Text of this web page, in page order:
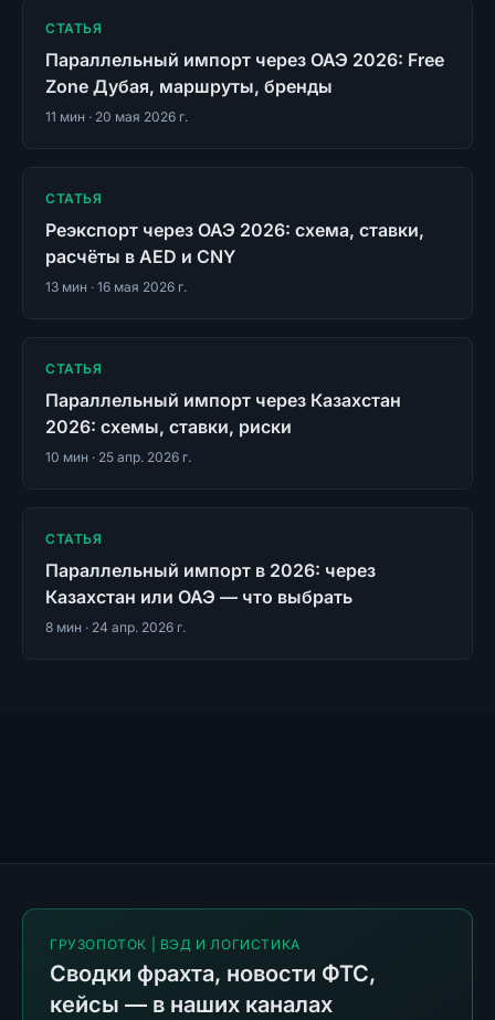
СТАТЬЯ
Параллельный импорт через ОАЭ 2026: Free
Zone Дубая, маршруты, бренды
11 мин · 20 мая 2026 г.
СТАТЬЯ
Реэкспорт через ОАЭ 2026: схема, ставки,
расчёты в AED и CNY
13 мин · 16 мая 2026 г.
СТАТЬЯ
Параллельный импорт через Казахстан
2026: схемы, ставки, риски
10 мин · 25 апр. 2026 г.
СТАТЬЯ
Параллельный импорт в 2026: через
Казахстан или ОАЭ — что выбрать
8 мин · 24 апр. 2026 г.
ГРУЗОПОТОК | ВЭД И ЛОГИСТИКА
Сводки фрахта, новости ФТС,
кейсы — в наших каналах